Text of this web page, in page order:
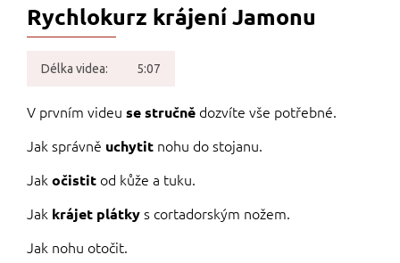
Rychlokurz krájení Jamonu
Délka videa: 5:07
V prvním videu se stručně dozvíte vše potřebné.
Jak správně uchytit nohu do stojanu.
Jak očistit od kůže a tuku.
Jak krájet plátkys cortadorským nožem.
Jak nohu otočit.